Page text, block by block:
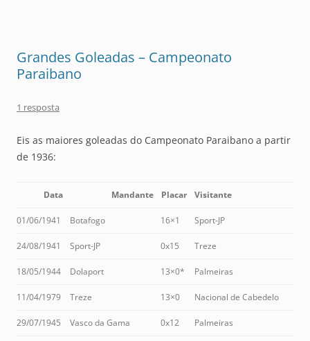
Grandes Goleadas – Campeonato
Paraibano
1 resposta
Eis as maiores goleadas do Campeonato Paraibano a partir
de 1936:
Data Mandante Placar Visitante
01/06/1941 Botafogo 16×1 Sport-JP
24/08/1941 Sport-JP 0x15 Treze
18/05/1944 Dolaport 13×0* Palmeiras
11/04/1979 Treze 13×0 Nacional de Cabedelo
29/07/1945 Vasco da Gama 0x12 Palmeiras